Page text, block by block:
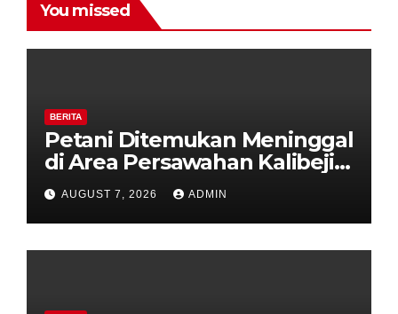
You missed
BERITA
Petani Ditemukan Meninggal
di Area Persawahan Kalibeji,
Polisi Pastikan Tidak Ada
Tanda Kekerasan
AUGUST 7, 2026 ADMIN